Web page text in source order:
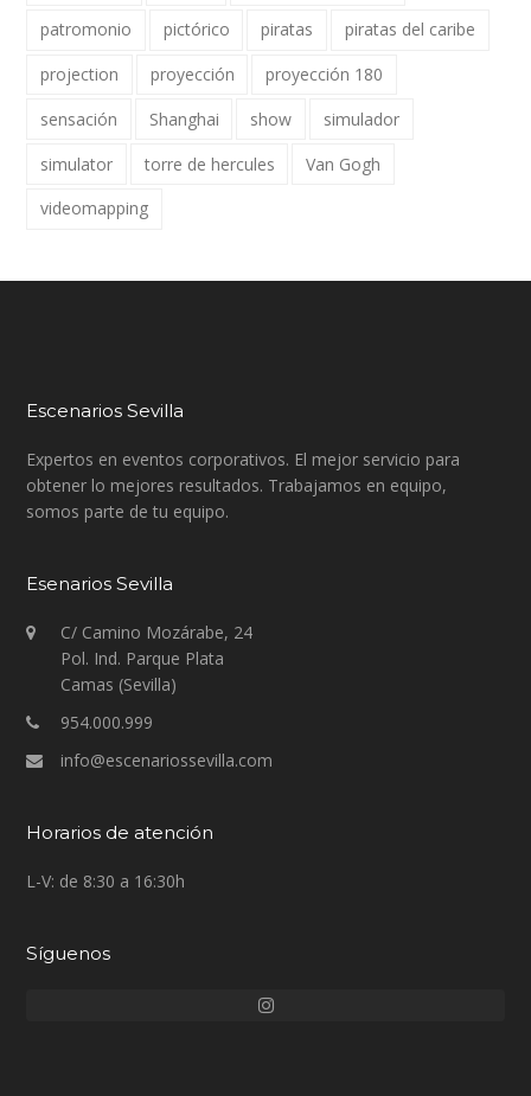
patromonio
pictórico piratas
piratas del caribe
projection
proyección
proyección 180
sensación
Shanghai show
simulador
simulator
torre de hercules
Van Gogh
videomapping
Escenarios Sevilla
Expertos en eventos corporativos. El mejor servicio para
obtener lo mejores resultados. Trabajamos en equipo,
somos parte de tu equipo.
Esenarios Sevilla
C/ Camino Mozárabe, 24
Pol. Ind. Parque Plata
Camas (Sevilla)
954.000.999
info@escenariossevilla.com
Horarios de atención
L-V: de 8:30 a 16:30h
Síguenos
Instagram